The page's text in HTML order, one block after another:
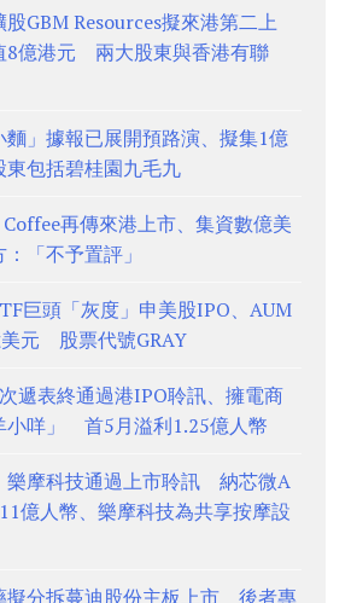
GBM Resources擬來港第二上
8億港元 兩大股東與香港有聯
麵」據報已展開預路演、擬集1億
包括碧桂園九毛九
再傳來港上市、集資數億美
「不予置評」
巨頭「灰度」申美股IPO、AUM
元 股票代號GRAY
遞表終通過港IPO聆訊、擁電商
小咩」 首5月溢利1.25億人幣
樂摩科技通過上市聆訊 納芯微A
億人幣、樂摩科技為共享按摩設
擬分拆蔓迪股份主板上市 後者專